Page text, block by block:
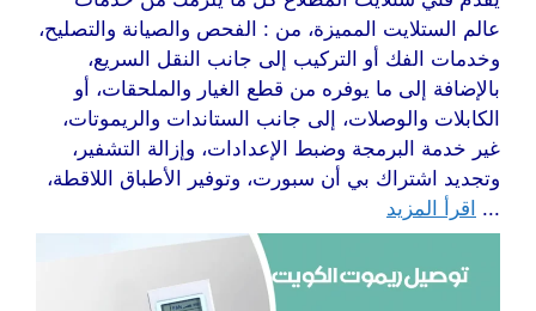
عالم الستلايت المميزة، من : الفحص والصيانة والتصليح،
وخدمات الفك أو التركيب إلى جانب النقل السريع،
بالإضافة إلى ما يوفره من قطع الغيار والملحقات، أو
الكابلات والوصلات، إلى جانب الستاندات والريموتات،
غير خدمة البرمجة وضبط الإعدادات، وإزالة التشفير،
وتجديد اشتراك بي أن سبورت، وتوفير الأطباق اللاقطة،
... اقرأ المزيد